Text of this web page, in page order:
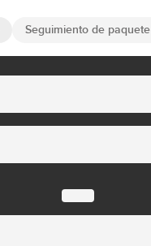
Seguimiento de paquete